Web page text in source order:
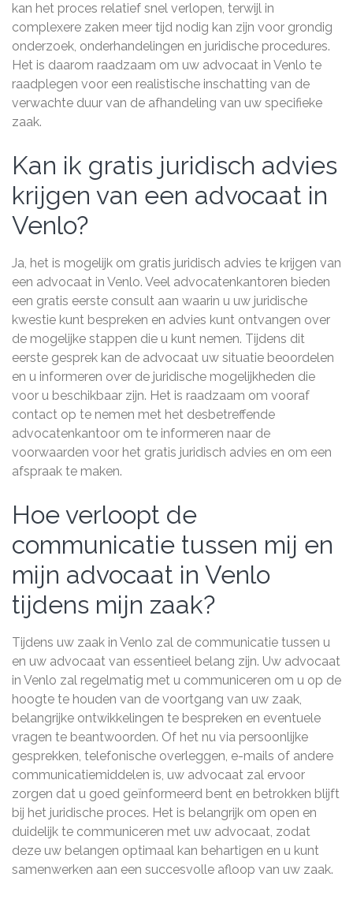
kan het proces relatief snel verlopen, terwijl in
complexere zaken meer tijd nodig kan zijn voor grondig
onderzoek, onderhandelingen en juridische procedures.
Het is daarom raadzaam om uw advocaat in Venlo te
raadplegen voor een realistische inschatting van de
verwachte duur van de afhandeling van uw specifieke
zaak.
Kan ik gratis juridisch advies
krijgen van een advocaat in
Venlo?
Ja, het is mogelijk om gratis juridisch advies te krijgen van
een advocaat in Venlo. Veel advocatenkantoren bieden
een gratis eerste consult aan waarin u uw juridische
kwestie kunt bespreken en advies kunt ontvangen over
de mogelijke stappen die u kunt nemen. Tijdens dit
eerste gesprek kan de advocaat uw situatie beoordelen
en u informeren over de juridische mogelijkheden die
voor u beschikbaar zijn. Het is raadzaam om vooraf
contact op te nemen met het desbetreffende
advocatenkantoor om te informeren naar de
voorwaarden voor het gratis juridisch advies en om een
afspraak te maken.
Hoe verloopt de
communicatie tussen mij en
mijn advocaat in Venlo
tijdens mijn zaak?
Tijdens uw zaak in Venlo zal de communicatie tussen u
en uw advocaat van essentieel belang zijn. Uw advocaat
in Venlo zal regelmatig met u communiceren om u op de
hoogte te houden van de voortgang van uw zaak,
belangrijke ontwikkelingen te bespreken en eventuele
vragen te beantwoorden. Of het nu via persoonlijke
gesprekken, telefonische overleggen, e-mails of andere
communicatiemiddelen is, uw advocaat zal ervoor
zorgen dat u goed geïnformeerd bent en betrokken blijft
bij het juridische proces. Het is belangrijk om open en
duidelijk te communiceren met uw advocaat, zodat
deze uw belangen optimaal kan behartigen en u kunt
samenwerken aan een succesvolle afloop van uw zaak.